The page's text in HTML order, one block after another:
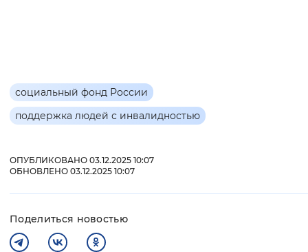
ОПУБЛИКОВАНО 03.12.2025 10:07
ОБНОВЛЕНО 03.12.2025 10:07
Поделиться новостью
социальный фонд России
поддержка людей с инвалидностью